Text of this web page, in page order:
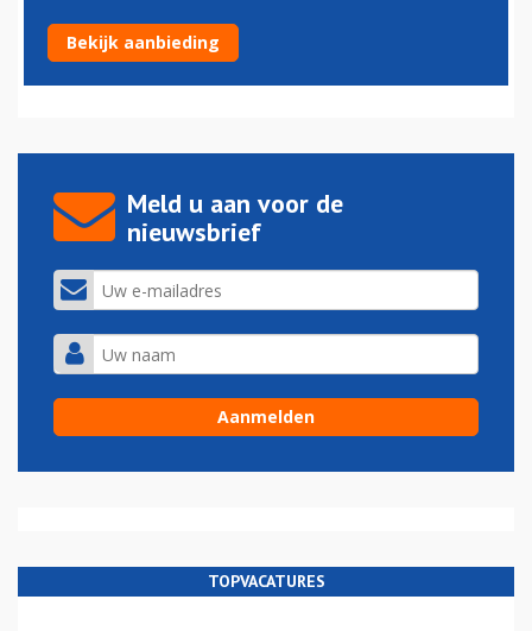
Spaanse piloten Ryanair staken in september
28-08-2019 - 14:17
Meld u aan voor de
nieuwsbrief
TOPVACATURES
Bekijk aanbieding